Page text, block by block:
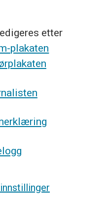
etter
plakaten